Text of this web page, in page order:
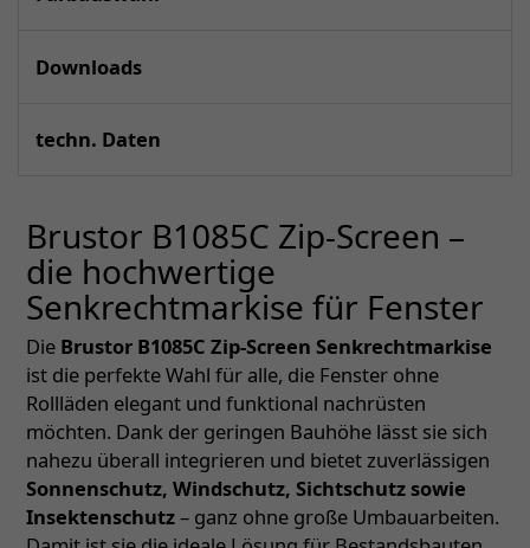
Downloads
techn. Daten
Brustor B1085C Zip-Screen –
die hochwertige
Senkrechtmarkise für Fenster
Die Brustor B1085C Zip-Screen Senkrechtmarkise
ist die perfekte Wahl für alle, die Fenster ohne
Rollläden elegant und funktional nachrüsten
möchten. Dank der geringen Bauhöhe lässt sie sich
nahezu überall integrieren und bietet zuverlässigen
Sonnenschutz, Windschutz, Sichtschutz sowie
Insektenschutz– ganz ohne große Umbauarbeiten.